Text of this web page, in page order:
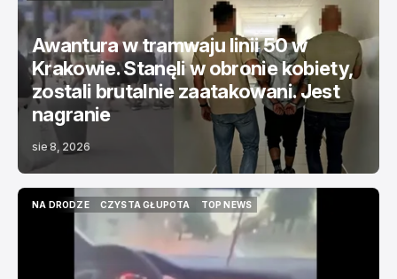
KRYMINALNE
TOP NEWS
Awantura w tramwaju linii 50 w
Krakowie. Stanęli w obronie kobiety,
zostali brutalnie zaatakowani. Jest
nagranie
sie 8, 2026
NA DRODZE
CZYSTA GŁUPOTA
CZYSTA GŁUPOTA
TOP NEWS
TOP NEWS